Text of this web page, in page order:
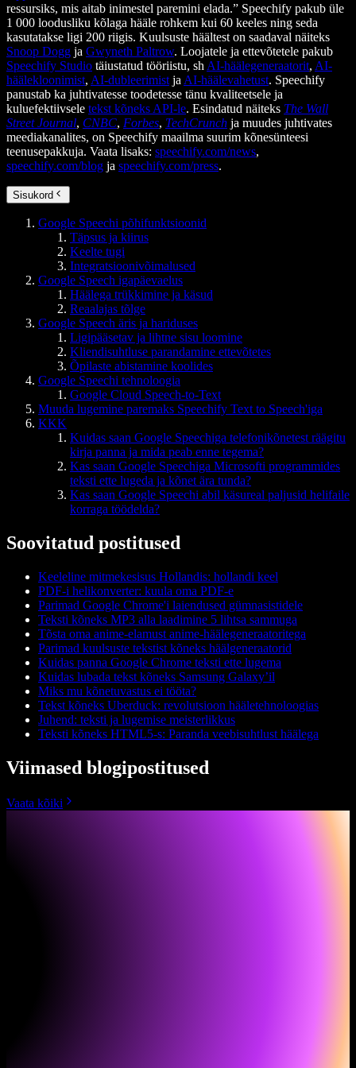
ressursiks, mis aitab inimestel paremini elada.” Speechify pakub üle
1 000 loodusliku kõlaga hääle rohkem kui 60 keeles ning seda
kasutatakse ligi 200 riigis. Kuulsuste häältest on saadaval näiteks
Snoop Dogg ja Gwyneth Paltrow. Loojatele ja ettevõtetele pakub
Speechify Studio täiustatud tööriistu, sh AI-häälegeneraatorit, AI-
häälekloonimist, AI-dubleerimist ja AI-häälevahetust. Speechify
panustab ka juhtivatesse toodetesse tänu kvaliteetsele ja
kuluefektiivsele tekst kõneks API-le. Esindatud näiteks The Wall
Street Journal, CNBC, Forbes, TechCrunch ja muudes juhtivates
meediakanalites, on Speechify maailma suurim kõnesünteesi
teenusepakkuja. Vaata lisaks: speechify.com/news,
speechify.com/blog ja speechify.com/press.
Sisukord
Google Speechi põhifunktsioonid
Täpsus ja kiirus
Keelte tugi
Integratsioonivõimalused
Google Speech igapäevaelus
Häälega trükkimine ja käsud
Reaalajas tõlge
Google Speech äris ja hariduses
Ligipääsetav ja lihtne sisu loomine
Kliendisuhtluse parandamine ettevõtetes
Õpilaste abistamine koolides
Google Speechi tehnoloogia
Google Cloud Speech-to-Text
Muuda lugemine paremaks Speechify Text to Speech'iga
KKK
Kuidas saan Google Speechiga telefonikõnetest räägitu
kirja panna ja mida peab enne tegema?
Kas saan Google Speechiga Microsofti programmides
teksti ette lugeda ja kõnet ära tunda?
Kas saan Google Speechi abil käsureal paljusid helifaile
korraga töödelda?
Soovitatud postitused
Keeleline mitmekesisus Hollandis: hollandi keel
PDF-i helikonverter: kuula oma PDF-e
Parimad Google Chrome'i laiendused gümnasistidele
Teksti kõneks MP3 alla laadimine 5 lihtsa sammuga
Tõsta oma anime-elamust anime-häälegeneraatoritega
Parimad kuulsuste tekstist kõneks häälgeneraatorid
Kuidas panna Google Chrome teksti ette lugema
Kuidas lubada tekst kõneks Samsung Galaxy’il
Miks mu kõnetuvastus ei tööta?
Tekst kõneks Uberduck: revolutsioon hääletehnoloogias
Juhend: teksti ja lugemise meisterlikkus
Teksti kõneks HTML5-s: Paranda veebisuhtlust häälega
Viimased blogipostitused
Vaata kõiki